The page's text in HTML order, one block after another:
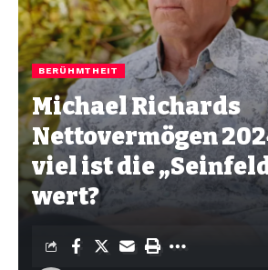
BERÜHMTHEIT
Michael Richards
Nettovermögen
viel ist die
wert?